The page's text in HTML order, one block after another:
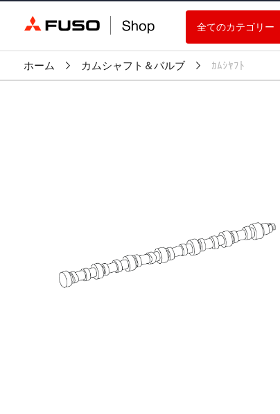
全てのカテゴリー
ホーム カムシャフト＆バルブ ｶﾑｼﾔﾌﾄ